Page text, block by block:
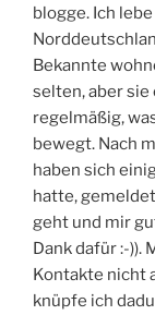
blogge. Ich
Bekannte
selten, aber
regelmäßig,
bewegt. Nach
haben sich
hatte,
geht und mir
Dank dafür :-)).
Kontakte nicht
knüpfe ich